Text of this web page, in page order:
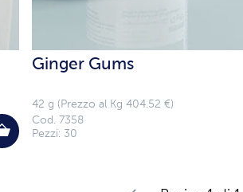
Ginger Gums
42 g (Prezzo al Kg 404.52 €)
Cod. 7358
Pezzi: 30